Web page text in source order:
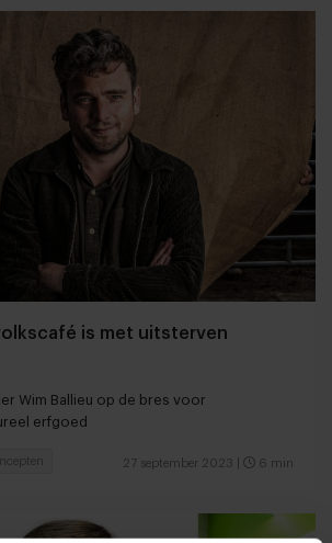
is met uitsterven
Wim Ballieu op de bres voor
erfgoed
27 september 2023 6 min